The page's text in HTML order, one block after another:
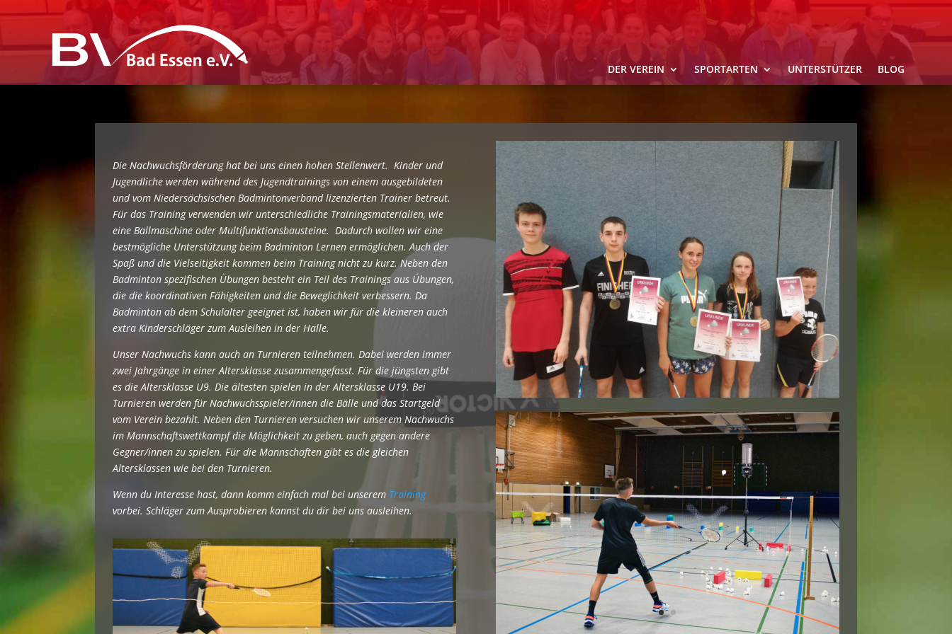
DER VEREIN SPORTARTEN UNTERSTÜTZER BLOG
Die Nachwuchsförderung hat bei uns einen hohen Stellenwert. Kinder und
Jugendliche werden während des Jugendtrainings von einem ausgebildeten
und vom Niedersächsischen Badmintonverband lizenzierten Trainer betreut.
Für das Training verwenden wir unterschiedliche Trainingsmaterialien, wie
eine Ballmaschine oder Multifunktionsbausteine. Dadurch wollen wir eine
bestmögliche Unterstützung beim Badminton Lernen ermöglichen. Auch der
Spaß und die Vielseitigkeit kommen beim Training nicht zu kurz. Neben den
Badminton spezifischen Übungen besteht ein Teil des Trainings aus Übungen,
die die koordinativen Fähigkeiten und die Beweglichkeit verbessern. Da
Badminton ab dem Schulalter geeignet ist, haben wir für die kleineren auch
extra Kinderschläger zum Ausleihen in der Halle.
Unser Nachwuchs kann auch an Turnieren teilnehmen. Dabei werden immer
zwei Jahrgänge in einer Altersklasse zusammengefasst. Für die jüngsten gibt
es die Altersklasse U9. Die ältesten spielen in der Altersklasse U19. Bei
Turnieren werden für Nachwuchsspieler/innen die Bälle und das Startgeld
vom Verein bezahlt. Neben den Turnieren versuchen wir unserem Nachwuchs
im Mannschaftswettkampf die Möglichkeit zu geben, auch gegen andere
Gegner/innen zu spielen. Für die Mannschaften gibt es die gleichen
Altersklassen wie bei den Turnieren.
Wenn du Interesse hast, dann komm einfach mal bei unserem Training
vorbei. Schläger zum Ausprobieren kannst du dir bei uns ausleihen.